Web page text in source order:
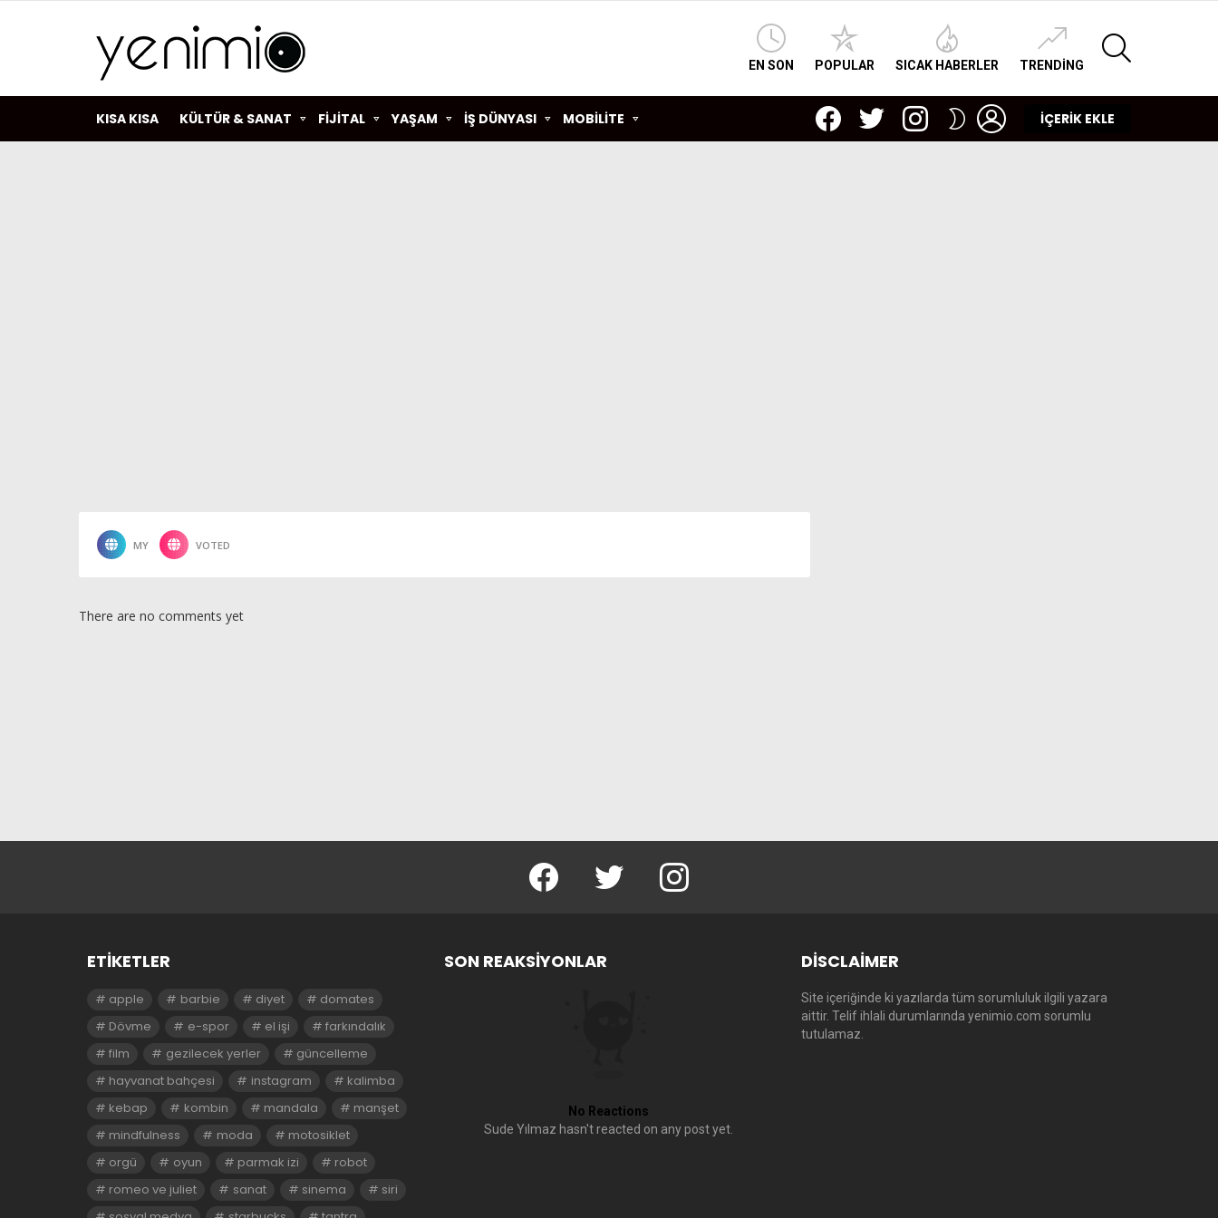
EN SON POPULAR SICAK HABERLER TRENDING
KISA KISA KÜLTÜR & SANAT FİJİTAL YAŞAM İŞ DÜNYASI MOBİLİTE
facebooktwitter instagram
SWITCH
SKIN
İÇERİK EKLE
MY VOTED
There are no comments yet
facebook twitter instagram
ETIKETLER
apple barbie diyet
domates
Dövme
e-spor el işi
farkındalık
film
gezilecek yerler
güncelleme
hayvanat bahçesi
instagram
kalimba
kebap
kombin mandala
manşet
mindfulness
moda
motosiklet
orgü
oyun parmak izi
robot
romeo ve juliet
sanat sinema
siri
SON REAKSIYONLAR
No Reactions
Sude Yılmaz hasn't reacted on any post yet.
DISCLAIMER
Site içeriğinde ki yazılarda tüm sorumluluk ilgili yazara
aittir. Telif ihlali durumlarında yenimio.com sorumlu
tutulamaz.